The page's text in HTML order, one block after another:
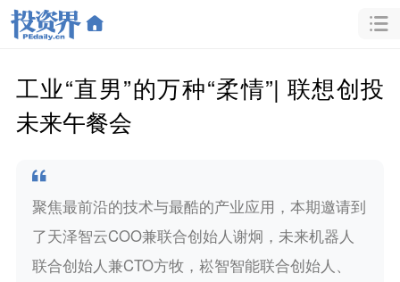
工业“直男”的万种“柔情”| 联想创投
未来午餐会
聚焦最前沿的技术与最酷的产业应用，本期邀请到
了天泽智云COO兼联合创始人谢炯，未来机器人
联合创始人兼CTO方牧，崧智智能联合创始人、